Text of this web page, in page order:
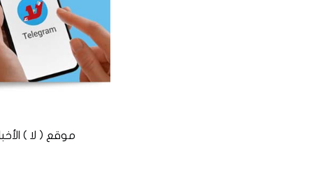
موقع ( لا ) الأخباري المستقل ©